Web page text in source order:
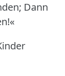
Dann